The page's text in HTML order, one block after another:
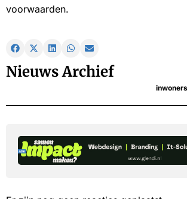
voorwaarden.
Nieuws Archief
inwoners